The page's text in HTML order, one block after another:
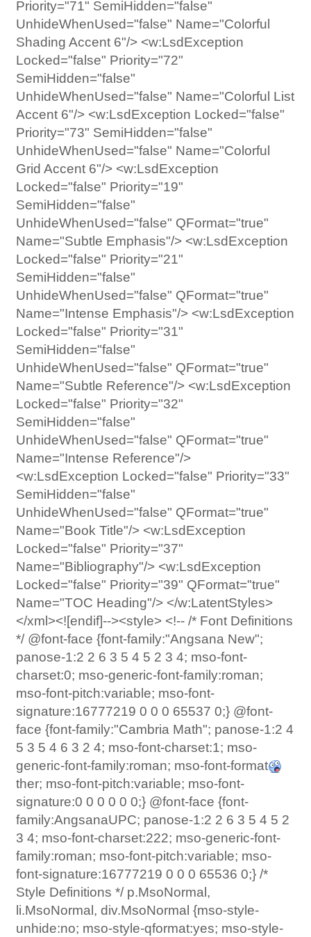
ther; mso-font-pitch:variable; mso-font-
signature:0 0 0 0 0 0;} @font-face {font-
family:AngsanaUPC; panose-1:2 2 6 3 5 4 5 2
3 4; mso-font-charset:222; mso-generic-font-
family:roman; mso-font-pitch:variable; mso-
font-signature:16777219 0 0 0 65536 0;} /*
Style Definitions */ p.MsoNormal,
li.MsoNormal, div.MsoNormal {mso-style-
unhide:no; mso-style-qformat:yes; mso-style-